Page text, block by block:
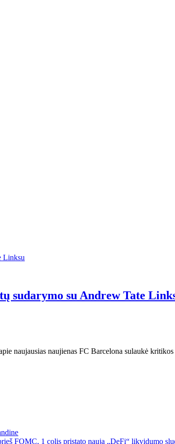
sudarymo su Andrew Tate
naujausias naujienas FC Barcelona sulaukė
FOMC, 1 colis pristato naują „DeFi“ likvidumo